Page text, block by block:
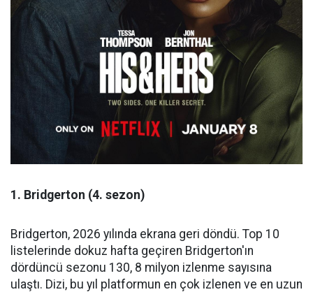
1. Bridgerton (4. sezon)
Bridgerton, 2026 yılında ekrana geri döndü. Top 10
listelerinde dokuz hafta geçiren Bridgerton'ın
dördüncü sezonu 130, 8 milyon izlenme sayısına
ulaştı. Dizi, bu yıl platformun en çok izlenen ve en uzun